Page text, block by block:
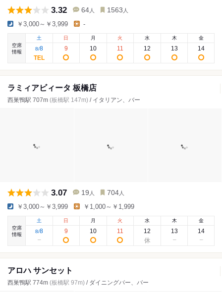
3.32 64 人 1563 人
￥3,000～￥3,999 -
空席
情報
土
8/8
日
9
月
10
火
11
水
12
木
13
金
14
ラミィアビィータ 板橋店
西巣鴨駅 707m (板橋駅 147m) / イタリアン、バー
3.07 19 人 704 人
￥3,000～￥3,999 ￥1,000～￥1,999
空席
情報
土
8/8
日
9
月
10
火
11
水
12
木
13
金
14
アロハ サンセット
西巣鴨駅 774m (板橋駅 97m) / ダイニングバー、バー